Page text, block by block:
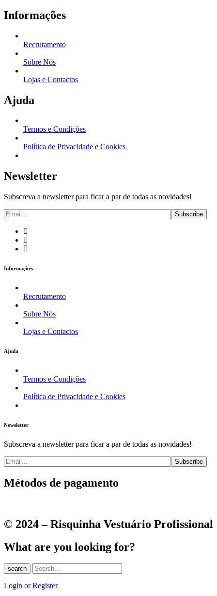
Informações
Recrutamento
Sobre Nós
Lojas e Contactos
Ajuda
Termos e Condições
Política de Privacidade e Cookies
Newsletter
Subscreva a newsletter para ficar a par de todas as novidades!
Informações
Recrutamento
Sobre Nós
Lojas e Contactos
Ajuda
Termos e Condições
Política de Privacidade e Cookies
Newsletter
Subscreva a newsletter para ficar a par de todas as novidades!
Métodos de pagamento
© 2024 – Risquinha Vestuário Profissional
What are you looking for?
search
Login or Register